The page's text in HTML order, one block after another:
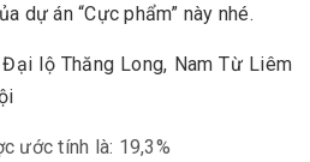
dự án “Cực phẩm” này nhé.
lộ Thăng Long, Nam Từ Liêm
ước tính là: 19,3%